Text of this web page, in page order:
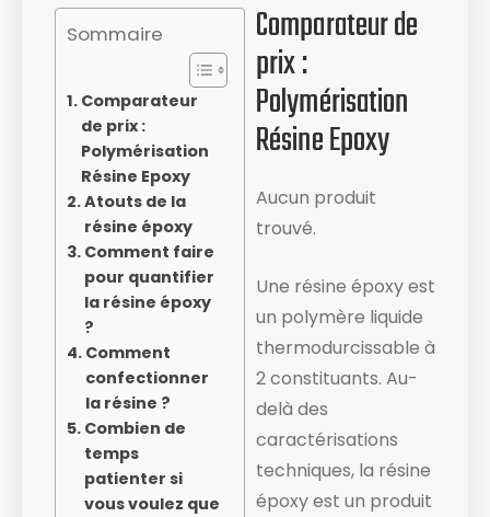
Sommaire
Comparateur
de prix :
Polymérisation
Résine Epoxy
Atouts de la
résine époxy
Comment faire
pour quantifier
la résine époxy
?
Comment
confectionner
la résine ?
Combien de
temps
patienter si
vous voulez que
Comparateur de
prix :
Polymérisation
Résine Epoxy
Aucun produit
trouvé.
Une résine époxy est
un polymère liquide
thermodurcissable à
2 constituants. Au-
delà des
caractérisations
techniques, la résine
époxy est un produit